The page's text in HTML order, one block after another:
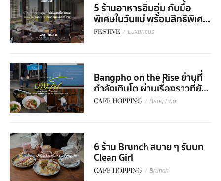
5 ร้านอาหารอิ่มอุ่ม กับมื้อ
พิเศษในวันแม่ พร้อมสิทธิพิเศ...
FESTIVE / Luxurious
Bangpho on the Rise ย่านที่
กำลังเติบโต ผ่านเรื่องราวที่ยั...
CAFE HOPPING / Bang Pho
6 ร้าน Brunch สบาย ๆ รับบท
Clean Girl
CAFE HOPPING / Brunch